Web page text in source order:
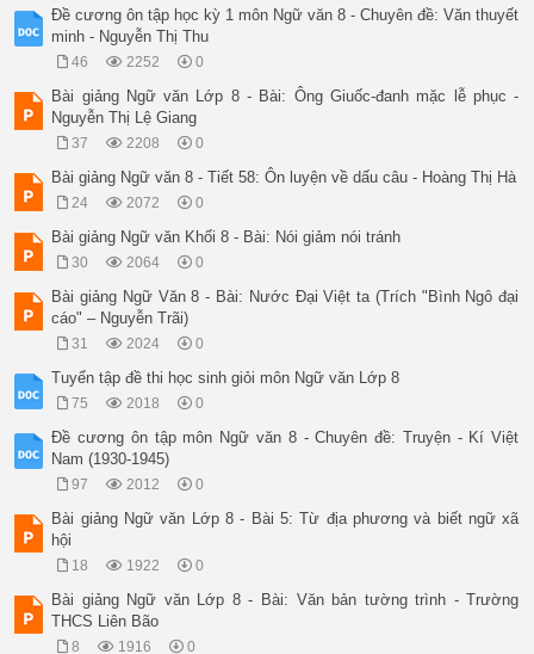
- Yên dân là làm cho dân được hưởng thái binh, hạnh phúc.
- Trừ bạo là tiêu diệt kẻ thù xâm lược giặc (giặc Minh)
Muốn cho yên dân thì phải trừ bạo. T ư tưởng nhân nghĩa
Qua hai câu đầu, ta hiểu cốt lõi tư tưởng
nhân nghĩa của
Nguyễn Trãi là gì?
Như nước Đại Việt ta từ trước,    Vốn xưng nền văn hiến
Để khẳng định chủ quyền dân tộc, tác giả đã khẳng định
(8 câu tiếp)
3. Phân tích
a) Nguyên lí nhân nghĩa
b) Chân lí về sự tồn tại độc lập có chủ quyền
Tác giả đưa ra 5 yếu tố :
- Nền văn hiến lâu đời
- Lãnh thổ riêng
- Phong tục tập quán riêng
- Lịch sử riêng
- Chủ quyền , anh hùng hào kiệt
-> Liệt kê c hứng cứ hùng hồn , giàu s ứ c thuyết phục, gi
=> K hẳng định Đại Việt là một quốc gia có độc lập chủ
	Bài “Nước Đại Việt ta” kế thừa hai yếu tố để khẳng định chủ quyền dân tộc: có hoàng đế và có lãnh thổ riêng biệt ; bổ sung thêm: nền văn hiến lâu đời, cương vực lãnh thổ rõ ràng, riêng biệt, có phong tục tập quán , lối sống riêng, có lịch sử gắn liền với các triều đại phong kiến đã qua, có nhân tài hào kiệt đời nào cũng có.
Nam quốc sơn hà Nam đế cư
Tiệt nhiên phận định tại thiên thư
Nhữ đẳng hành khan thủ bại hư.
Hỡ
Đề cương ôn tập học kỳ 1 môn Ngữ văn 8 - Chuyên đề: Văn thuyết
minh - Nguyễn Thị Thu
46 2252 0
Bài giảng Ngữ văn Lớp 8 - Bài: Ông Giuốc-đanh mặc lễ phục -
Nguyễn Thị Lệ Giang
37 2208 0
Bài giảng Ngữ văn 8 - Tiết 58: Ôn luyện về dấu câu - Hoàng Thị Hà
24 2072 0
Bài giảng Ngữ văn Khối 8 - Bài: Nói giảm nói tránh
30 2064 0
Bài giảng Ngữ Văn 8 - Bài: Nước Đại Việt ta (Trích "Bình Ngô đại
cáo" – Nguyễn Trãi)
31 2024 0
Tuyển tập đề thi học sinh giỏi môn Ngữ văn Lớp 8
75 2018 0
Đề cương ôn tập môn Ngữ văn 8 - Chuyên đề: Truyện - Kí Việt
Nam (1930-1945)
97 2012 0
Bài giảng Ngữ văn Lớp 8 - Bài 5: Từ địa phương và biết ngữ xã
hội
18 1922 0
Bài giảng Ngữ văn Lớp 8 - Bài: Văn bản tường trình - Trường
THCS Liên Bão
8 1916 0